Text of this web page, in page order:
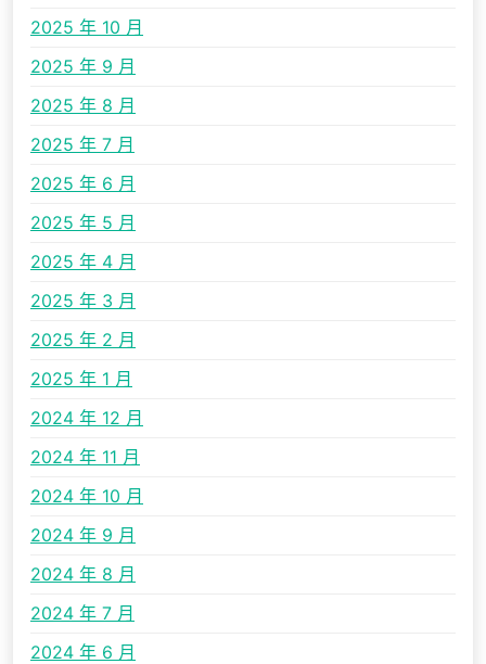
2025 年 10 月
2025 年 9 月
2025 年 8 月
2025 年 7 月
2025 年 6 月
2025 年 5 月
2025 年 4 月
2025 年 3 月
2025 年 2 月
2025 年 1 月
2024 年 12 月
2024 年 11 月
2024 年 10 月
2024 年 9 月
2024 年 8 月
2024 年 7 月
2024 年 6 月